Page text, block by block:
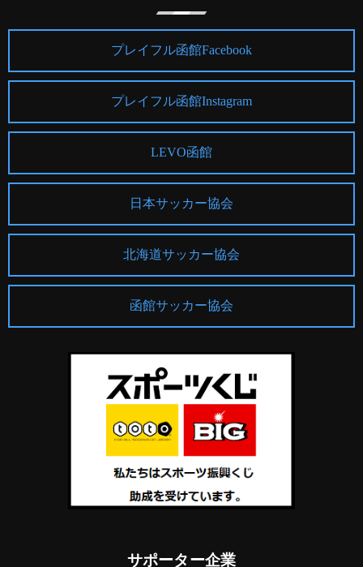
プレイフル函館Facebook
プレイフル函館Instagram
LEVO函館
日本サッカー協会
北海道サッカー協会
函館サッカー協会
サポーター企業